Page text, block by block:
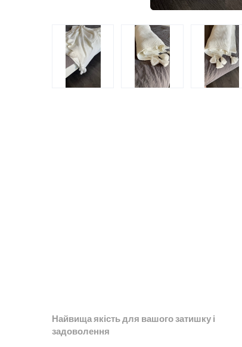
Найвища якість для вашого затишку і
задоволення